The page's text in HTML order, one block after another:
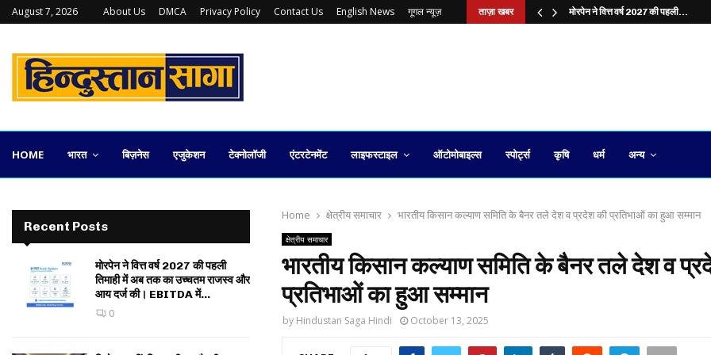
August 7, 2026 About Us DMCA Privacy Policy Contact Us English News गूगल न्यूज़ ताज़ा खबर
कलकत्ता स्टॉक एक्सचेंज की वापसी कितनी व्यावहारिक?… मोरपेन ने वित्त वर्ष 2027 की पहली…
HOME भारत बिज़नेस एजुकेशन टेक्नोलॉजी एंटरटेनमेंट लाइफस्टाइल ऑटोमोबाइल्स स्पोर्ट्स कृषि धर्म अन्य
Home क्षेत्रीय समाचार भारतीय किसान कल्याण समिति के बैनर तले देश व प्रदेश की प्रतिभाओं का हुआ सम्मान
क्षेत्रीय समाचार
भारतीय किसान कल्याण समिति के बैनर तले देश व
प्रतिभाओं का हुआ सम्मान
by Hindustan Saga Hindi October 13, 2025
Recent Posts
मोरपेन ने वित्त वर्ष 2027 की पहली
तिमाही में अब तक का उच्चतम राजस्व और
आय दर्ज की। EBITDA में...
0